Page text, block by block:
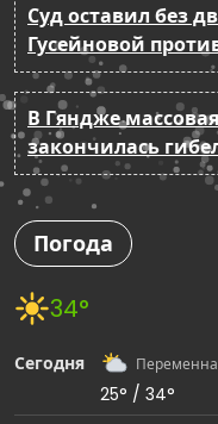
Суд оставил без
Гусейновой
В Гяндже
закончилась
Погода
34°
Сегодня
25° / 34°